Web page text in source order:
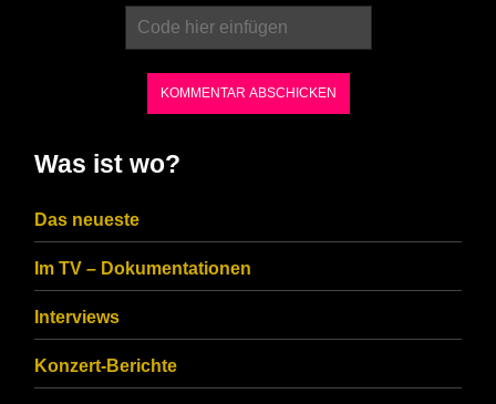
CAPTCHA
ensure
that
you
are
Was ist wo?
Das neueste
Im TV – Dokumentationen
Interviews
Konzert-Berichte